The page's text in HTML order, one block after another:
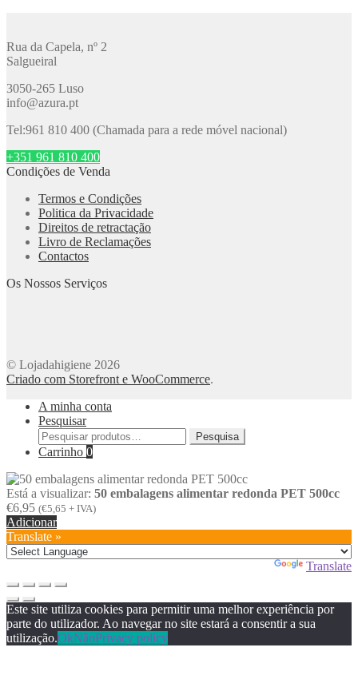
Rua da Capela, nº 2
Salgueiral
3050-265 Luso
info@azura.pt
Tel:961 810 400 (Chamada para a rede móvel nacional)
+351 961 810 400
Condições de Venda
Termos e Condições
Politica da Privacidade
Direitos de retractação
Livro de Reclamações
Contactos
Os Nossos Serviços
© Lojadahigiene 2026
Criado com Storefront e WooCommerce.
A minha conta
Pesquisar
Pesquisar
por:
Pesquisa
Carrinho 0
Está a visualizar: 50 embalagens alimentar redonda PET 500cc
€6,95 (€5,65 + IVA)
Adicionar
Translate »
Translate
Este site utiliza cookies para permitir uma melhor experiência por
parte do utilizador. Ao navegar no site estará a consentir a sua
utilização.OkNãoPrivacy policy